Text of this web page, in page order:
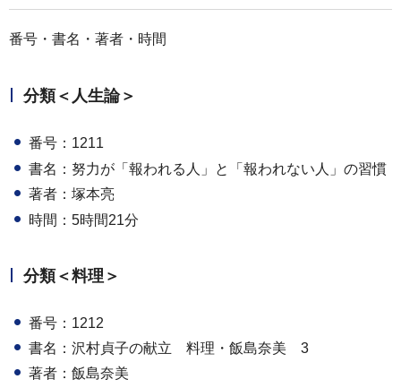
番号・書名・著者・時間
分類＜人生論＞
番号：1211
書名：努力が「報われる人」と「報われない人」の習慣
著者：塚本亮
時間：5時間21分
分類＜料理＞
番号：1212
書名：沢村貞子の献立 料理・飯島奈美 3
著者：飯島奈美